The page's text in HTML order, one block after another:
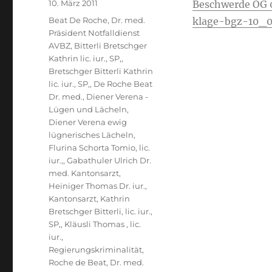
Beschwerde OG
klage-bgz-
Veröffentlicht
am
10. März 2011
Kategorien
Beat De Roche, Dr. med.
Präsident Notfalldienst
AVBZ, Bitterli Bretschger
Kathrin lic. iur., SP,,
Bretschger Bitterli Kathrin
lic. iur., SP,, De Roche Beat
Dr. med., Diener Verena -
Lügen und Lächeln,
Diener Verena ewig
lügnerisches Lächeln,
Flurina Schorta Tomio, lic.
iur.,,Gabathuler Ulrich Dr.
med. Kantonsarzt,
Heiniger Thomas Dr. iur.,
Kantonsarzt, Kathrin
Bretschger Bitterli, lic. iur.,
SP,, Kläusli Thomas , lic.
iur.,
Regierungskriminalität,
Roche de Beat, Dr. med.